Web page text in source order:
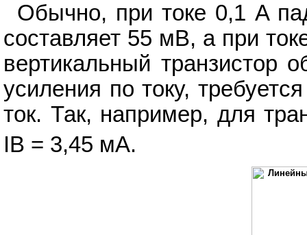
Обычно, при токе 0,1 A
составляет 55 мВ, а при
вертикальный транзистор
усиления по току,
ток. Так, например, для
IB = 3,45 мА.